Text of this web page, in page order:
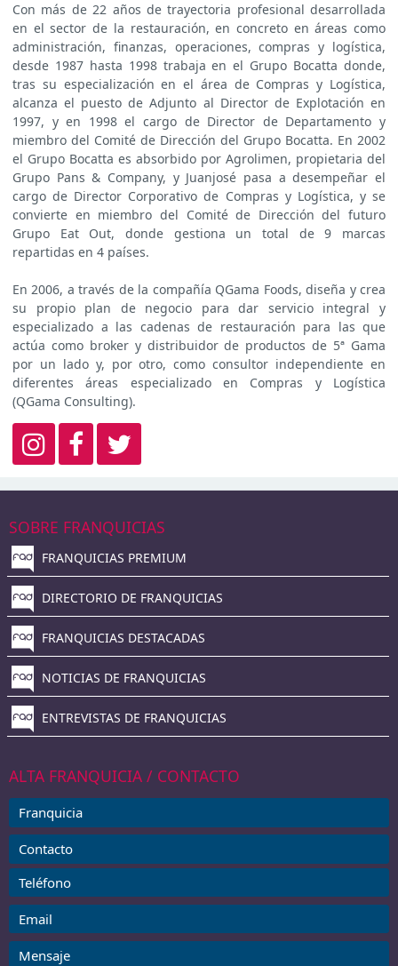
Con más de 22 años de trayectoria profesional desarrollada
en el sector de la restauración, en concreto en áreas como
administración, finanzas, operaciones, compras y logística,
desde 1987 hasta 1998 trabaja en el Grupo Bocatta donde,
tras su especialización en el área de Compras y Logística,
alcanza el puesto de Adjunto al Director de Explotación en
1997, y en 1998 el cargo de Director de Departamento y
miembro del Comité de Dirección del Grupo Bocatta. En 2002
el Grupo Bocatta es absorbido por Agrolimen, propietaria del
Grupo Pans & Company, y Juanjosé pasa a desempeñar el
cargo de Director Corporativo de Compras y Logística, y se
convierte en miembro del Comité de Dirección del futuro
Grupo Eat Out, donde gestiona un total de 9 marcas
repartidas en 4 países.
En 2006, a través de la compañía QGama Foods, diseña y crea
su propio plan de negocio para dar servicio integral y
especializado a las cadenas de restauración para las que
actúa como broker y distribuidor de productos de 5ª Gama
por un lado y, por otro, como consultor independiente en
diferentes áreas especializado en Compras y Logística
(QGama Consulting).
SOBRE FRANQUICIAS
FRANQUICIAS PREMIUM
DIRECTORIO DE FRANQUICIAS
FRANQUICIAS DESTACADAS
NOTICIAS DE FRANQUICIAS
ENTREVISTAS DE FRANQUICIAS
ALTA FRANQUICIA / CONTACTO